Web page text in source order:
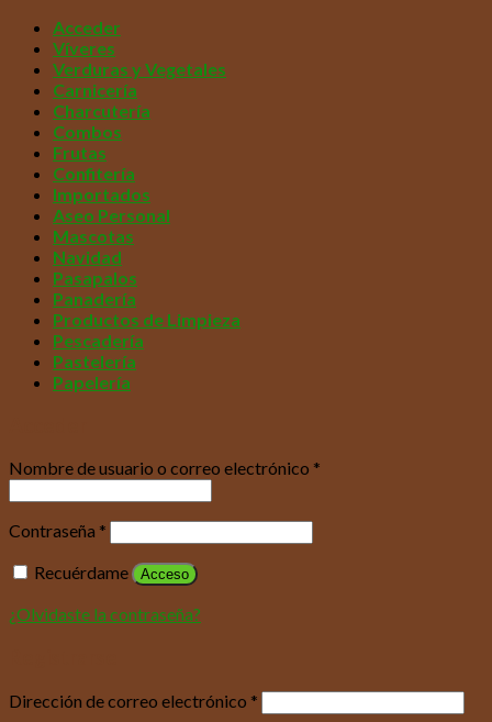
Acceder
Víveres
Verduras y Vegetales
Carnicería
Charcutería
Combos
Frutas
Confitería
Importados
Aseo Personal
Mascotas
Navidad
Pasapalos
Panadería
Productos de Limpieza
Pescadería
Pastelería
Papelería
Nombre de usuario o correo electrónico *
Contraseña *
Recuérdame
Acceso
¿Olvidaste la contraseña?
Dirección de correo electrónico *